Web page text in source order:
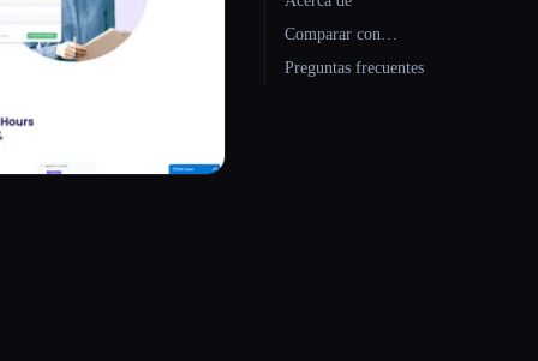
Comparar con…
Preguntas frecuentes